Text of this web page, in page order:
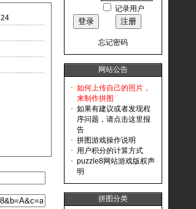
24
记录用户
忘记密码
网站公告
· 如何上传自己的照片，
来制作拼图
· 如果有建议或者发现程
序问题，请点击这里报
告
· 拼图游戏操作说明
· 用户积分的计算方式
· puzzle8网站游戏版权声
明
拼图分类